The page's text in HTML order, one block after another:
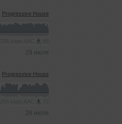
Progressive House
29 июля
Progressive House
28 июля